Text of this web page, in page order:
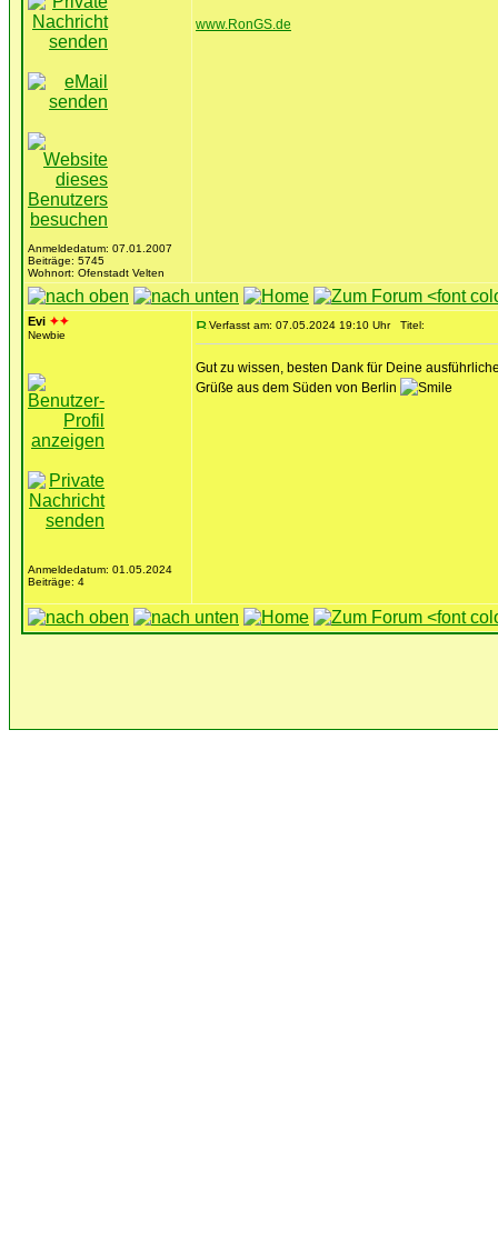
Anmeldedatum: 07.01.2007
Beiträge: 5745
Wohnort: Ofenstadt Velten
www.RonGS.de
Evi ✦✦
Newbie
Anmeldedatum: 01.05.2024
Beiträge: 4
Verfasst am: 07.05.2024 19:10 Uhr Titel:
Gut zu wissen, besten Dank für Deine
Grüße aus dem Süden von Berlin